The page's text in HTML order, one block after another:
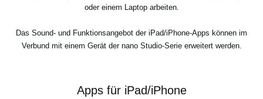
oder einem Laptop arbeiten.
Das Sound- und Funktionsangebot der iPad/iPhone-Apps können im
Verbund mit einem Gerät der nano Studio-Serie erweitert werden.
Apps für iPad/iPhone